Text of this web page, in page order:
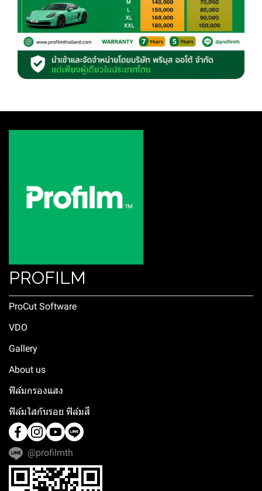
PROFILM
ProCut Software
VDO
Gallery
About us
ฟิล์มกรองแสง
ฟิล์มใสกันรอย ฟิล์มสี
@profilmth